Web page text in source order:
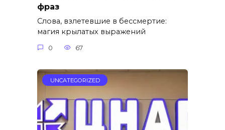
фраз
Слова, взлетевшие в бессмертие:
магия крылатых выражений
0 67
UNCATEGORIZED